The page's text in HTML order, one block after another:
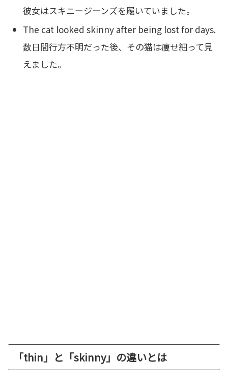
彼女はスキニージーンズを履いていました。
The cat looked skinny after being lost for days.
数日間行方不明だった後、その猫は痩せ細って見
えました。
「thin」と「skinny」の違いとは